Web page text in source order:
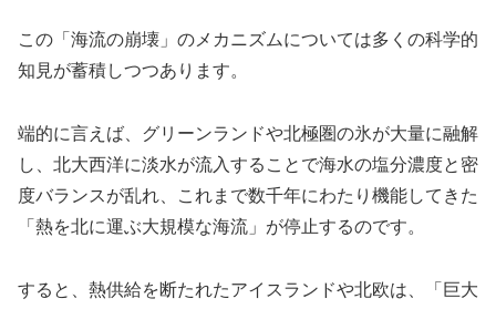
この「海流の崩壊」のメカニズムについては多くの科学的
知見が蓄積しつつあります。
端的に言えば、グリーンランドや北極圏の氷が大量に融解
し、北大西洋に淡水が流入することで海水の塩分濃度と密
度バランスが乱れ、これまで数千年にわたり機能してきた
「熱を北に運ぶ大規模な海流」が停止するのです。
すると、熱供給を断たれたアイスランドや北欧は、「巨大